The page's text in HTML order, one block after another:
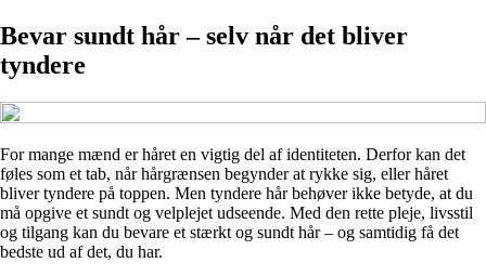
Bevar sundt hår – selv når det bliver
tyndere
For mange mænd er håret en vigtig del af identiteten. Derfor kan det
føles som et tab, når hårgrænsen begynder at rykke sig, eller håret
bliver tyndere på toppen. Men tyndere hår behøver ikke betyde, at du
må opgive et sundt og velplejet udseende. Med den rette pleje, livsstil
og tilgang kan du bevare et stærkt og sundt hår – og samtidig få det
bedste ud af det, du har.